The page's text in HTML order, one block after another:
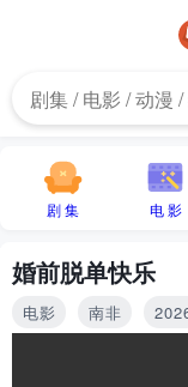
剧 集 电 影
婚前脱单快乐
电影 南非